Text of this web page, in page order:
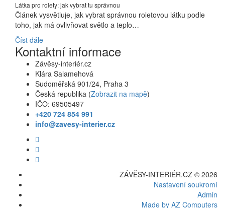
Látka pro rolety: jak vybrat tu správnou
Článek vysvětluje, jak vybrat správnou roletovou látku podle
toho, jak má ovlivňovat světlo a teplo…
Číst dále
Kontaktní informace
Závěsy-interiér.cz
Klára Salamehová
Sudoměřská 901/24, Praha 3
Česká republika (Zobrazit na mapě)
IČO: 69505497
+420 724 854 991
info@zavesy-interier.cz
ZÁVĚSY-INTERIÉR.CZ © 2026
Nastavení soukromí
Admin
Made by AZ Computers